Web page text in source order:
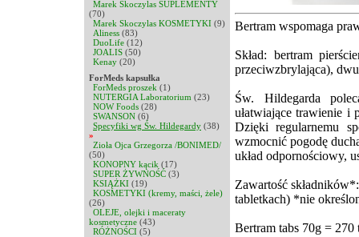
Marek Skoczylas SUPLEMENTY
(70)
Marek Skoczylas KOSMETYKI (9)
Aliness (83)
DuoLife (12)
JOALIS (50)
Kenay (20)
ForMeds kapsułka
ForMeds proszek (1)
NUTERGIA Laboratorium (23)
NOW Foods (28)
SWANSON (6)
Specyfiki wg Św. Hildegardy (38)
»
Zioła Ojca Grzegorza /BONIMED/
(50)
KONOPNY kącik (17)
SUPER ŻYWNOŚĆ (3)
KSIĄŻKI (19)
KOSMETYKI (kremy, maści, żele)
(26)
OLEJE, olejki i maceraty
kosmetyczne (43)
RÓŻNOŚCI (5)
Bertram wspomaga
Skład: bertram
przeciwzbrylająca),
Św. Hildegarda
ułatwiające trawienie i
Dzięki regularnemu
wzmocnić pogodę
układ odpornościowy,
Zawartość
tabletkach) *nie
Bertram tabs 70g =